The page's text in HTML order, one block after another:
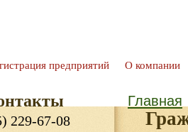
предприятий О компании
229-67-08
Главная